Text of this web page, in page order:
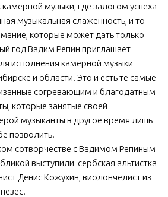
музыки, где залогом успеха
музыкальная слаженность, и то
которые может дать только
год Вадим Репин приглашает
исполнения камерной музыки
и области. Это и есть те самые
согревающим и благодатным
которые занятые своей
музыканты в другое время лишь
позволить.
сотворчестве с Вадимом Репиным
выступили сербская альтистка
Денис Кожухин, виолончелист из